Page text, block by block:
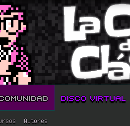
DISCO VIRTUAL
Autores